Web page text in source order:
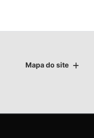
Mapa do site